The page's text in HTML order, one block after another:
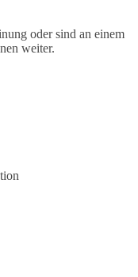
oder sind an einem
weiter.